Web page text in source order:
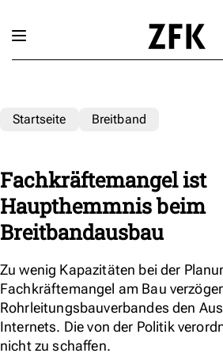
Startseite Breitband
Fachkräftemangel ist
Haupthemmnis beim
Breitbandausbau
Zu wenig Kapazitäten bei der
Fachkräftemangel am Bau
Rohrleitungsbauverbandes den
Internets. Die von der Politik
nicht zu schaffen.